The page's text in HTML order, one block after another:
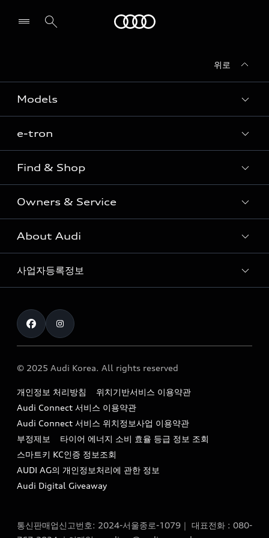
위로
Models
Sedan
SUV
Coupe
S range
e-tron
e-tron
Find & Shop
전시장/AAP 전시장/AS센터
아우디 신차 재고
아우디 모델 비교하기
아우디 공식 인증 중고차
The new Audi A6 Taste Drive 이벤트
Owners & Service
고객안내
Audi Connect
myAudiworld
내비게이션 데이터 다운로드
아우디 영상 매뉴얼
서비스 센터
서비스 프로그램
아우디 e-tron 케어 프로그램
사설수리업체를 위한 권고사항
About Audi
아우디 브랜드
Formula 1
Audi Story
아우디코리아 소식
아우디코리아 소개
아우디 스토리
아우디 브랜드 히스토리
quattro 시스템
사업자등록정보
통신판매업신고번호 : 2024-서울종로-1079
대표자명 : 틸 셰어
딩)
이메일 : audi_m@audi-ccc.co.kr
© 2025 Audi Korea. All rights reserved
개인정보 처리방침
위치기반서비스 이용약관
Audi Connect 서비스 이용약관
Audi Connect 서비스 위치정보사업 이용약관
부정제보
타이어 에너지 소비 효율 등급 정보 조회
스마트키 KC인증 정보조회
AUDI AG의 개인정보처리에 관한 정보
Audi Digital Giveaway
통신판매업신고번호: 2024-서울종로-1079｜ 대표전화 : 080-